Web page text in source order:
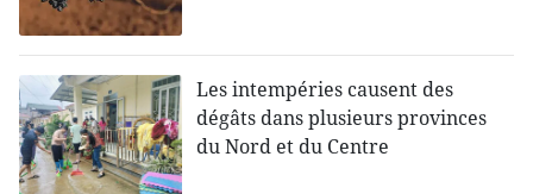
Les intempéries causent des
dégâts dans plusieurs provinces
du Nord et du Centre